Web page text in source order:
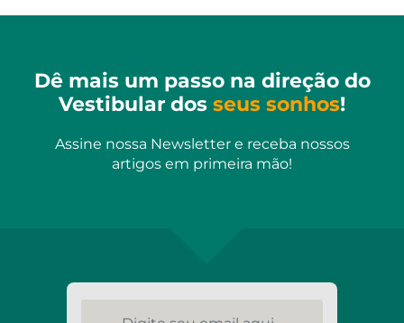
Dê mais um passo na direção do
Vestibular dos seus sonhos!
Assine nossa Newsletter e receba nossos
artigos em primeira mão!